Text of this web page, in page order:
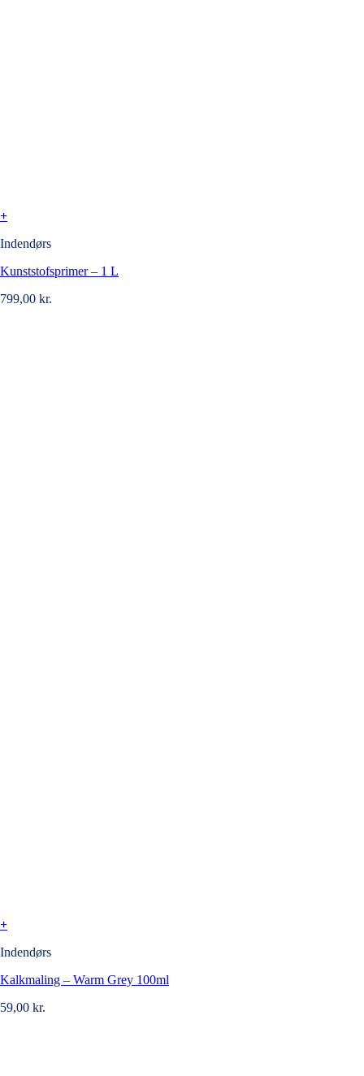
+
Indendørs
Kunststofsprimer – 1 L
799,00 kr.
+
Indendørs
Kalkmaling – Warm Grey 100ml
59,00 kr.